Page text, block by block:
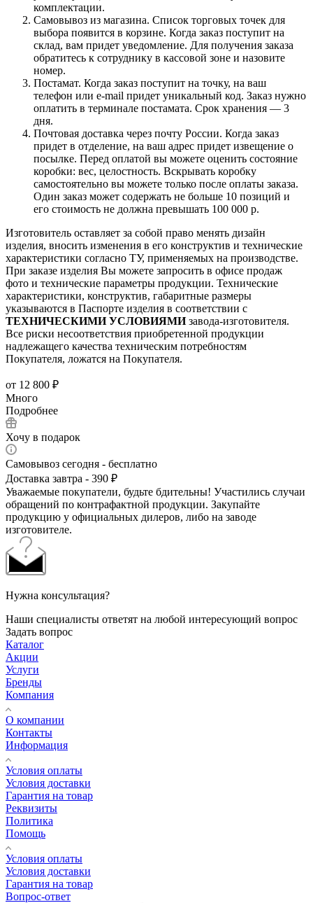
комплектации.
Самовывоз из магазина. Список торговых точек для
выбора появится в корзине. Когда заказ поступит на
склад, вам придет уведомление. Для получения заказа
обратитесь к сотруднику в кассовой зоне и назовите
номер.
Постамат. Когда заказ поступит на точку, на ваш
телефон или e-mail придет уникальный код. Заказ нужно
оплатить в терминале постамата. Срок хранения — 3
дня.
Почтовая доставка через почту России. Когда заказ
придет в отделение, на ваш адрес придет извещение о
посылке. Перед оплатой вы можете оценить состояние
коробки: вес, целостность. Вскрывать коробку
самостоятельно вы можете только после оплаты заказа.
Один заказ может содержать не больше 10 позиций и
его стоимость не должна превышать 100 000 р.
Изготовитель оставляет за собой право менять дизайн
изделия, вносить изменения в его конструктив и технические
характеристики согласно ТУ, применяемых на производстве.
При заказе изделия Вы можете запросить в офисе продаж
фото и технические параметры продукции. Технические
характеристики, конструктив, габаритные размеры
указываются в Паспорте изделия в соответствии с
ТЕХНИЧЕСКИМИ УСЛОВИЯМИзавода-изготовителя.
Все риски несоответствия приобретенной продукции
надлежащего качества техническим потребностям
Покупателя, ложатся на Покупателя.
от 12 800 ₽
Много
Подробнее
Хочу в подарок
Самовывоз сегодня - бесплатно
Доставка завтра - 390 ₽
Уважаемые покупатели, будьте бдительны! Участились случаи
обращений по контрафактной продукции. Закупайте
продукцию у официальных дилеров, либо на заводе
изготовителе.
Нужна консультация?
Наши специалисты ответят на любой интересующий вопрос
Задать вопрос
Каталог
Акции
Услуги
Бренды
Компания
О компании
Контакты
Информация
Условия оплаты
Условия доставки
Гарантия на товар
Реквизиты
Политика
Помощь
Условия оплаты
Условия доставки
Гарантия на товар
Вопрос-ответ